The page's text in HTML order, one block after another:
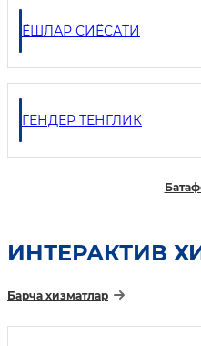
ЁШЛАР СИЁСАТИ
ГЕНДЕР ТЕНГЛИК
ИНТEРАКТИВ
Барча хизматлар